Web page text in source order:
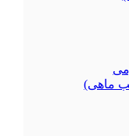
ماهی)